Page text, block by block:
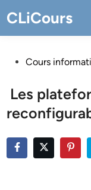
to
content
CLiCours
PostedCours
Les